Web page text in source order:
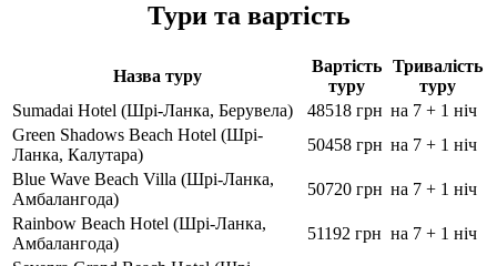
Тури та вартість
Назва туру
Вартість
туру
Тривалість
туру
Sumadai Hotel (Шрі-Ланка, Берувела)
48518 грн на 7 + 1 ніч
Green Shadows Beach Hotel (Шрі-
Ланка, Калутара)
50458 грн на 7 + 1 ніч
Blue Wave Beach Villa (Шрі-Ланка,
Амбалангода)
50720 грн на 7 + 1 ніч
Rainbow Beach Hotel (Шрі-Ланка,
Амбалангода)
51192 грн на 7 + 1 ніч